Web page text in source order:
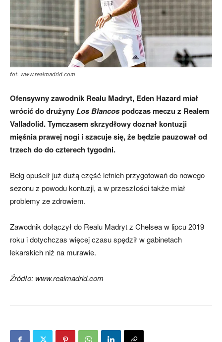
fot. www.realmadrid.com
Ofensywny zawodnik Realu Madryt, Eden Hazard miał
wrócić do drużynyLos Blancospodczas meczu z Realem
Valladolid.Tymczasem skrzydłowy doznał kontuzji
mięśnia prawej nogi i szacuje się, że będzie pauzował od
trzech dodo czterech tygodni.
Belg opuścił już dużą część letnich przygotowań do nowego
sezonu z powodu kontuzji, a w przeszłości także miał
problemy ze zdrowiem.
Zawodnik dołączył do Realu Madryt z Chelsea w lipcu 2019
roku i dotychczas więcej czasu spędził w gabinetach
lekarskich niż na murawie.
Źródło: www.realmadrid.com